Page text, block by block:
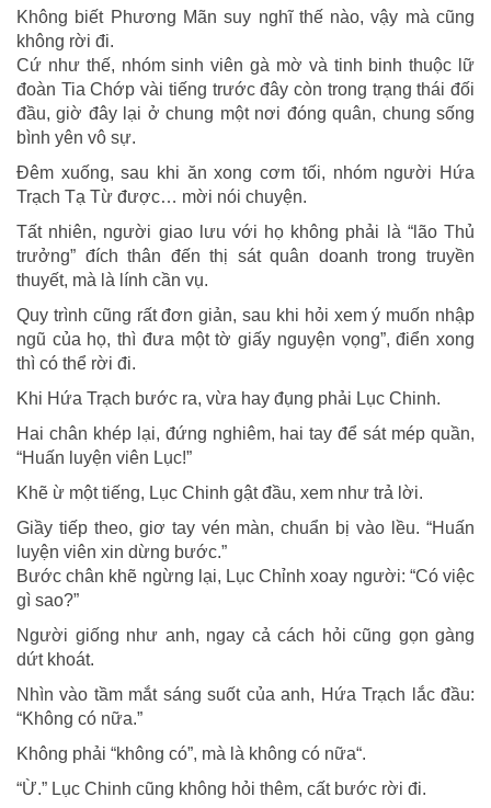
Không biết Phương Mãn suy nghĩ thế nào, vậy mà cũng
không rời đi.
Cứ như thế, nhóm sinh viên gà mờ và tinh binh thuộc lữ
đoàn Tia Chớp vài tiếng trước đây còn trong trạng thái đối
đầu, giờ đây lại ở chung một nơi đóng quân, chung sống
bình yên vô sự.
Đêm xuống, sau khi ăn xong cơm tối, nhóm người Hứa
Trạch Tạ Từ được… mời nói chuyện.
Tất nhiên, người giao lưu với họ không phải là “lão Thủ
trưởng” đích thân đến thị sát quân doanh trong truyền
thuyết, mà là lính cần vụ.
Quy trình cũng rất đơn giản, sau khi hỏi xem ý muốn nhập
ngũ của họ, thì đưa một tờ giấy nguyện vọng”, điển xong
thì có thể rời đi.
Khi Hứa Trạch bước ra, vừa hay đụng phải Lục Chinh.
Hai chân khép lại, đứng nghiêm, hai tay để sát mép quần,
“Huấn luyện viên Lục!”
Khẽ ừ một tiếng, Lục Chinh gật đầu, xem như trả lời.
Giầy tiếp theo, giơ tay vén màn, chuẩn bị vào lều. “Huấn
luyện viên xin dừng bước.”
Bước chân khẽ ngừng lại, Lục Chỉnh xoay người: “Có việc
gì sao?”
Người giống như anh, ngay cả cách hỏi cũng gọn gàng
dứt khoát.
Nhìn vào tầm mắt sáng suốt của anh, Hứa Trạch lắc đầu:
“Không có nữa.”
Không phải “không có”, mà là không có nữa“.
“Ừ.” Lục Chinh cũng không hỏi thêm, cất bước rời đi.